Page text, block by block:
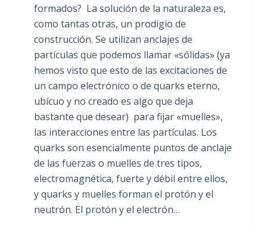
formados? La solución de la naturaleza es,
como tantas otras, un prodigio de
construcción. Se utilizan anclajes de
partículas que podemos llamar «sólidas» (ya
hemos visto que esto de las excitaciones de
un campo electrónico o de quarks eterno,
ubícuo y no creado es algo que deja
bastante que desear) para fijar «muelles»,
las interacciones entre las partículas. Los
quarks son esencialmente puntos de anclaje
de las fuerzas o muelles de tres tipos,
electromagnética, fuerte y débil entre ellos,
y quarks y muelles forman el protón y el
neutrón. El protón y el electrón…